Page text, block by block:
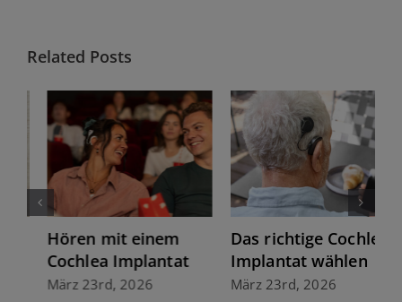
Related Posts
Das richtige Cochlea-
Implantat wählen
März 23rd, 2026
Zukunft hören: Ein
Hörimplantat,
immer die neuste